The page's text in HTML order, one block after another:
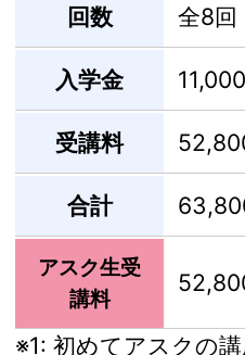
回数 全8回
入学金
受講料
合計
アスク生受
講料
※1: 初めてアスクの